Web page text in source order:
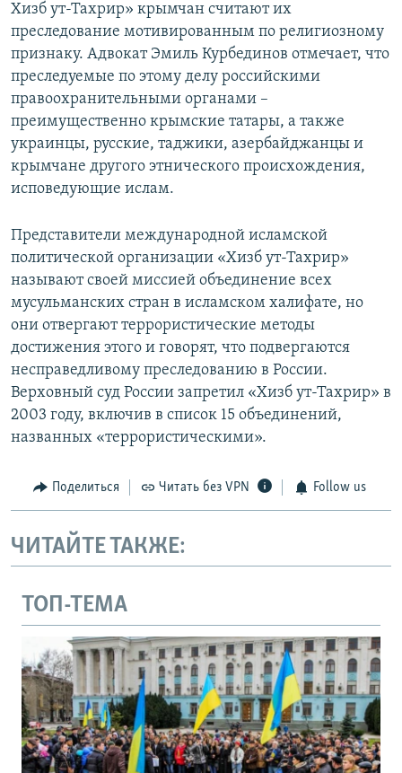
Хизб ут-Тахрир» крымчан считают их
преследование мотивированным по религиозному
признаку. Адвокат Эмиль Курбединов отмечает, что
преследуемые по этому делу российскими
правоохранительными органами –
преимущественно крымские татары, а также
украинцы, русские, таджики, азербайджанцы и
крымчане другого этнического происхождения,
исповедующие ислам.
Представители международной исламской
политической организации «Хизб ут-Тахрир»
называют своей миссией объединение всех
мусульманских стран в исламском халифате, но
они отвергают террористические методы
достижения этого и говорят, что подвергаются
несправедливому преследованию в России.
Верховный суд России запретил «Хизб ут-Тахрир» в
2003 году, включив в список 15 объединений,
названных «террористическими».
Поделиться Читать без VPN Follow us
ЧИТАЙТЕ ТАКЖЕ:
ТОП-ТЕМА